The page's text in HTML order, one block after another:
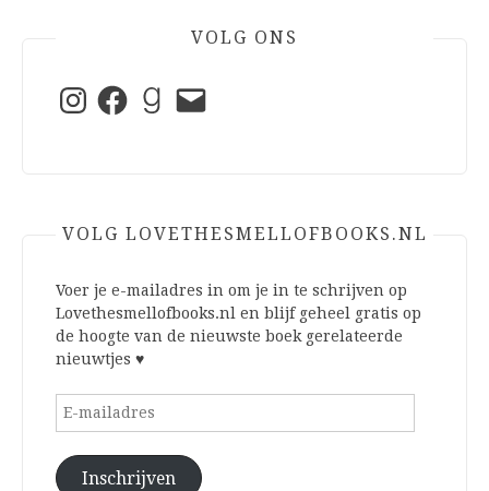
VOLG ONS
InstagramFacebookGoodreads
E-
mail
VOLG LOVETHESMELLOFBOOKS.NL
Voer je e-mailadres in om je in te schrijven op
Lovethesmellofbooks.nl en blijf geheel gratis op
de hoogte van de nieuwste boek gerelateerde
nieuwtjes ♥
E-
Inschrijven